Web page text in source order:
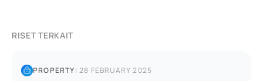
RISET TERKAIT
PROPERTY|28 FEBRUARY 2025